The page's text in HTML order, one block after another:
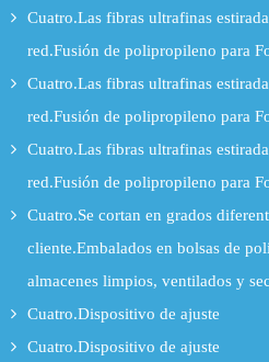
Cuatro.Las fibras ultrafinas
red.Fusión de polipropileno para
Cuatro.Las fibras ultrafinas
red.Fusión de polipropileno para
Cuatro.Las fibras ultrafinas
red.Fusión de polipropileno para
Cuatro.Se cortan en grados
cliente.Embalados en bolsas de
almacenes limpios, ventilados y
Cuatro.Dispositivo de ajuste
Cuatro.Dispositivo de ajuste